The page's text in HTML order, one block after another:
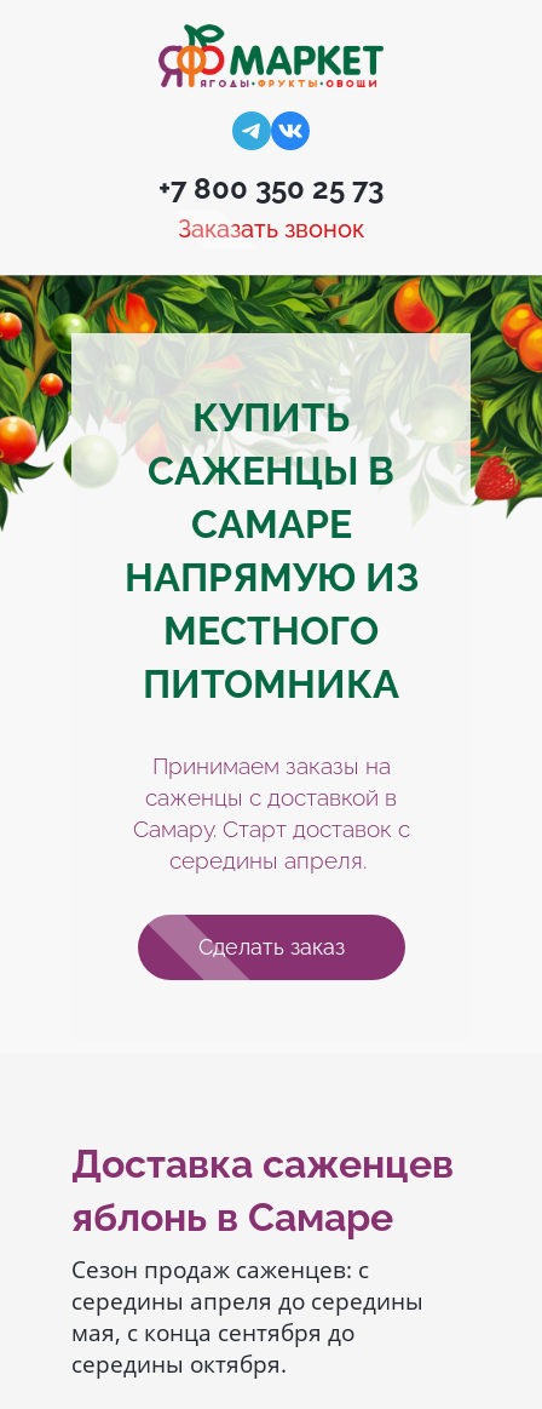
+7 800 350 25 73
Заказать звонок
КУПИТЬ
САЖЕНЦЫ В
САМАРЕ
НАПРЯМУЮ ИЗ
МЕСТНОГО
ПИТОМНИКА
Принимаем заказы на
саженцы с доставкой в
Самару. Старт доставок с
середины апреля.
Сделать заказ
Доставка саженцев
яблонь в Самаре
Сезон продаж саженцев: с
середины апреля до середины
мая, с конца сентября до
середины октября.